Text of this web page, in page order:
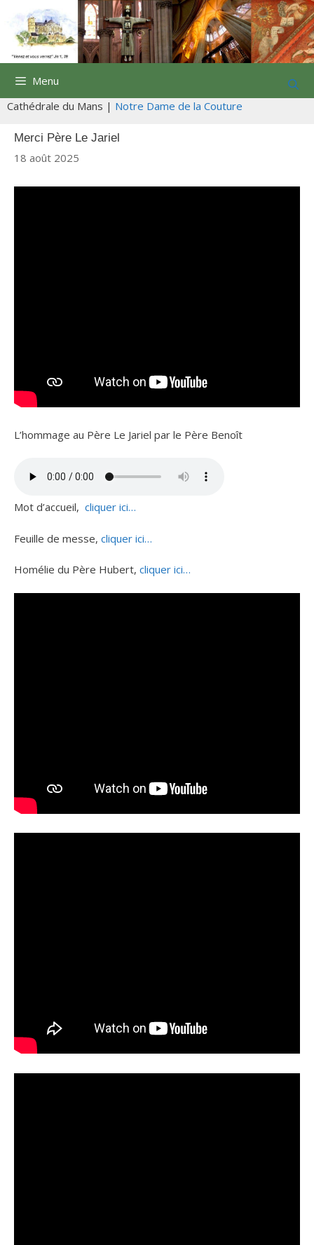
contenu
Menu
Cathédrale du Mans | Notre Dame de la Couture
Merci Père Le Jariel
18 août 2025
L’hommage au Père Le Jariel par le Père Benoît
Mot d’accueil, cliquer ici…
Feuille de messe, cliquer ici…
Homélie du Père Hubert, cliquer ici…